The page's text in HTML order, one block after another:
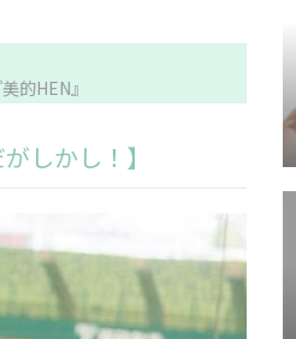
的HEN』
しかし！】